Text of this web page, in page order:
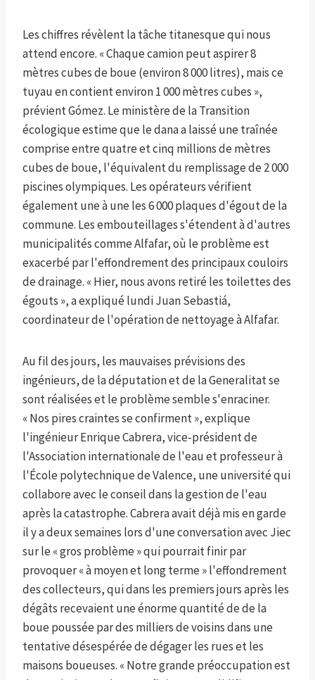
Les chiffres révèlent la tâche titanesque qui nous
attend encore. « Chaque camion peut aspirer 8
mètres cubes de boue (environ 8 000 litres), mais ce
tuyau en contient environ 1 000 mètres cubes »,
prévient Gómez. Le ministère de la Transition
écologique estime que le dana a laissé une traînée
comprise entre quatre et cinq millions de mètres
cubes de boue, l'équivalent du remplissage de 2 000
piscines olympiques. Les opérateurs vérifient
également une à une les 6 000 plaques d'égout de la
commune. Les embouteillages s'étendent à d'autres
municipalités comme Alfafar, où le problème est
exacerbé par l'effondrement des principaux couloirs
de drainage. « Hier, nous avons retiré les toilettes des
égouts », a expliqué lundi Juan Sebastiá,
coordinateur de l'opération de nettoyage à Alfafar.
Au fil des jours, les mauvaises prévisions des
ingénieurs, de la députation et de la Generalitat se
sont réalisées et le problème semble s'enraciner.
« Nos pires craintes se confirment », explique
l'ingénieur Enrique Cabrera, vice-président de
l'Association internationale de l'eau et professeur à
l'École polytechnique de Valence, une université qui
collabore avec le conseil dans la gestion de l'eau
après la catastrophe. Cabrera avait déjà mis en garde
il y a deux semaines lors d'une conversation avec Jiec
sur le « gros problème » qui pourrait finir par
provoquer « à moyen et long terme » l'effondrement
des collecteurs, qui dans les premiers jours après les
dégâts recevaient une énorme quantité de de la
boue poussée par des milliers de voisins dans une
tentative désespérée de dégager les rues et les
maisons boueuses. « Notre grande préoccupation est